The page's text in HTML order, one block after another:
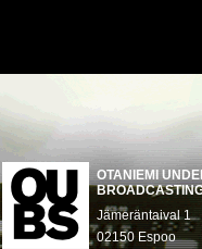
OTANIEMI
Jämeräntaival 1
02150 Espoo